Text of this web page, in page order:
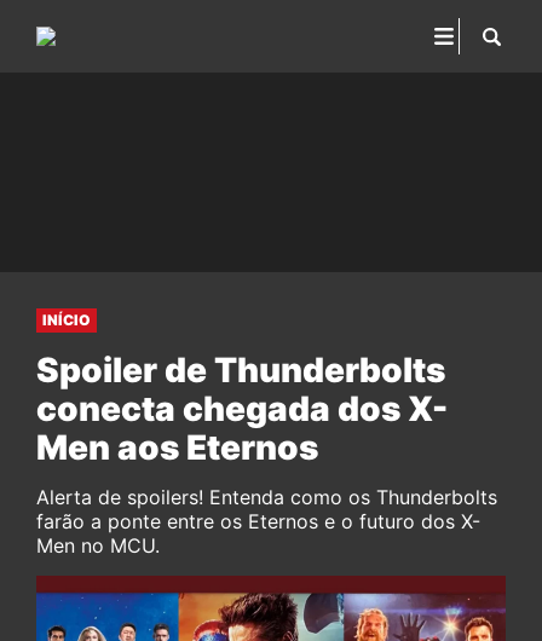
INÍCIO
Spoiler de Thunderbolts
conecta chegada dos X-
Men aos Eternos
Alerta de spoilers! Entenda como os Thunderbolts
farão a ponte entre os Eternos e o futuro dos X-
Men no MCU.